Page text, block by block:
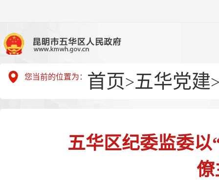
您当前的位置为： 首页>五华党建
五华区纪委监委
僚